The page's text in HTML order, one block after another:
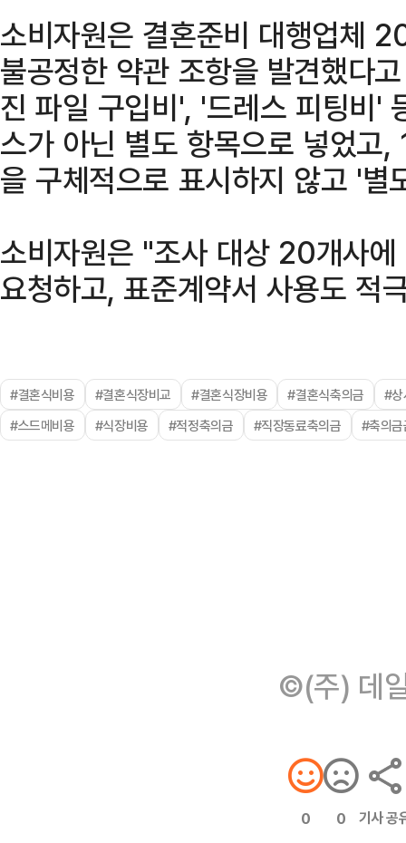
소비자원은 결혼준비 대행업체
불공정한 약관 조항을 발견했다
진 파일 구입비', '드레스 피팅비'
스가 아닌 별도 항목으로 넣었
을 구체적으로 표시하지 않고 '별
소비자원은 "조사 대상 20개사
요청하고, 표준계약서 사용도 적
#결혼식비용 #결혼식장비교 #결혼식장비용 #결혼식축의금
#상
#스드메비용
#식장비용 #적정축의금 #직장동료축의금 #축의
©(주) 데
0 0 기사 공